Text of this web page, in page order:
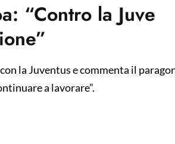
“Contro la Juve
la Juventus e commenta il
a lavorare”.